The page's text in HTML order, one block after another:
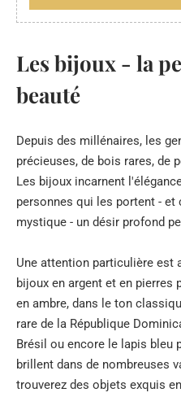
Fossiles
L’Eifel et son « océan »
Palourdes géantes
Science des pierres
HILDEGARD VON BINGEN
REMÈDES NATURELS
BOUDDHA ET BOLS
ANGELS & CO
CRÈCHES ET
Les bijoux - la
beauté
Depuis des millénaires, les
précieuses, de bois rares, de
Les bijoux incarnent
personnes qui les portent -
mystique - un désir profond
Une attention particulière est
bijoux en argent et en pierres
en ambre, dans le ton
rare de la République
Brésil ou encore le lapis bleu
brillent dans de nombreuses
trouverez des objets exquis